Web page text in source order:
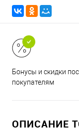
Бонусы и скидки
покупателям
ОПИСАНИЕ